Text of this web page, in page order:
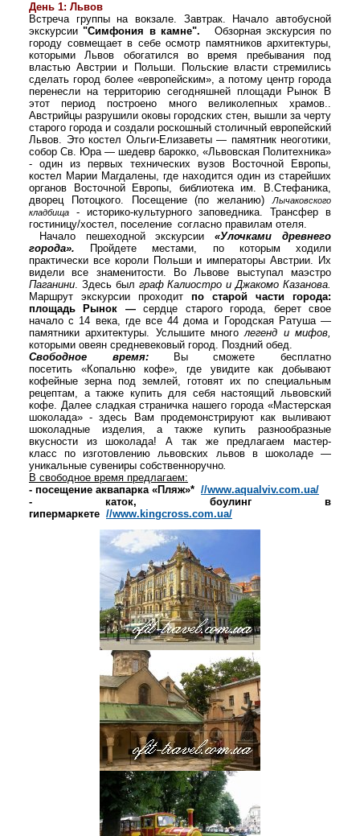
День 1: Львов
Встреча группы на вокзале. Завтрак. Начало автобусной
экскурсии"Симфония в камне".
Обзорная экскурсия по
городу совмещает в себе осмотр памятников архитектуры,
которыми Львов обогатился во время пребывания под
властью Австрии и Польши. Польские власти стремились
сделать город более «европейским», а потому центр города
перенесли на территорию сегодняшней площади Рынок В
этот период построено много великолепных храмов..
Австрийцы разрушили оковы городских стен, вышли за черту
старого города и создали роскошный столичный европейский
Львов. Это костел Ольги-Елизаветы — памятник неоготики,
собор Св. Юра — шедевр барокко, «Львовская Политехника»
- один из первых технических вузов Восточной Европы,
костел Марии Магдалены, где находится один из старейших
органов Восточной Европы, библиотека им. В.Стефаника,
дворец Потоцкого. Посещение (по желанию)Лычаковского
кладбища
- историко-культурного заповедника.Трансфер в
гостиницу/хостел, поселение согласно правилам отеля.
Начало пешеходной экскурсии«Улочками древнего
города».
Пройдете местами, по которым ходили
практически все короли Польши и императоры Австрии. Их
видели все знаменитости. Во Львове выступал маэстро
Паганини. Здесь был граф Калиостро и Джакомо Казанова.
Маршрут экскурсии проходит по старой части города:
площадь Рынок —сердце старого города, берет свое
начало с 14 века, где все 44 дома и Городская Ратуша —
памятники архитектуры. Услышите многолегенд и мифов,
которыми овеян средневековый город. Поздний обед.
Свободное время:
Вы сможете бесплатно
посетить «Копальню кофе», где увидите как добывают
кофейные зерна под землей, готовят их по специальным
рецептам, а также купить для себя настоящий львовский
кофе. Далее сладкая страничка нашего города «Мастерская
шоколада» - здесь Вам продемонстрируют как выливают
шоколадные изделия, а также купить разнообразные
вкусности из шоколада!А так же предлагаеммастер-
класс по изготовлениюльвовских львов в шоколаде —
уникальные сувениры собственноручно.
В свободное время предлагаем:
- посещение аквапарка «Пляж»* //www.aqualviv.com.ua/
- каток, боулинг в
гипермаркете //www.kingcross.com.ua/